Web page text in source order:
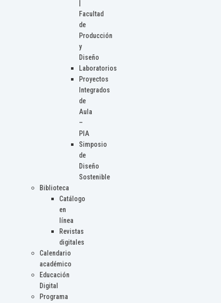
Facultad
de
Producción
y
Diseño
Laboratorios
Proyectos
Integrados
de
Aula
–
PIA
Simposio
de
Diseño
Sostenible
Biblioteca
Catálogo
en
línea
Revistas
digitales
Calendario
académico
Educación
Digital
Programa